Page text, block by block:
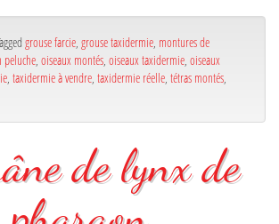
grouse farcie grouse taxidermie montures de
peluche oiseaux montés oiseaux taxidermie oiseaux
taxidermie à vendre taxidermie réelle tétras montés
de lynx de